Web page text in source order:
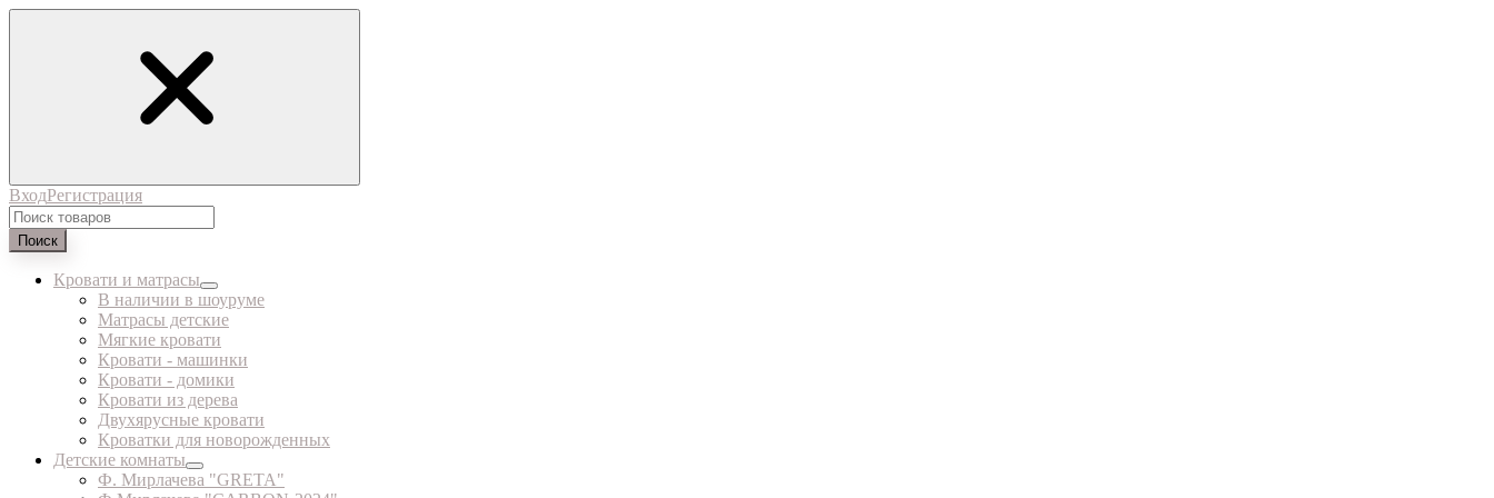
ВходРегистрация
Поиск
Кровати и матрасы
В наличии в шоуруме
Матрасы детские
Мягкие кровати
Кровати - машинки
Кровати - домики
Кровати из дерева
Двухярусные кровати
Кроватки для новорожденных
Детские комнаты
Ф. Мирлачева "GRETA"